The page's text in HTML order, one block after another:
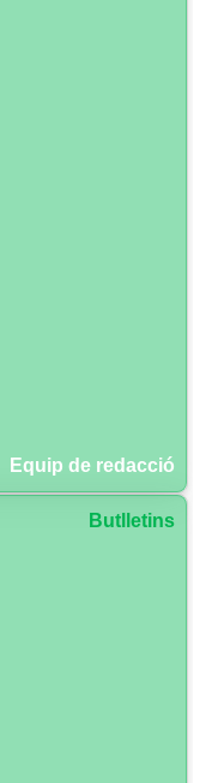
Equip de redacció
Butlletins